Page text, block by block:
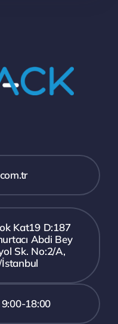
Kat19 D:187
Abdi Bey
Sk. No:2/A,
İstanbul
18:00